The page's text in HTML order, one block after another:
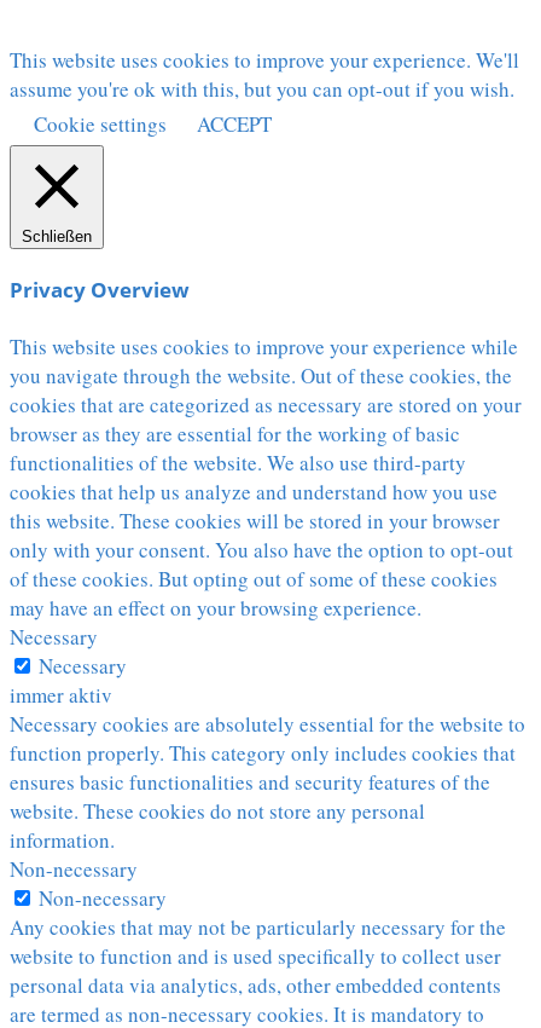
This website uses cookies to improve your experience. We'll
assume you're ok with this, but you can opt-out if you wish.
Cookie settings
ACCEPT
Schließen
Privacy Overview
This website uses cookies to improve your experience while
you navigate through the website. Out of these cookies, the
cookies that are categorized as necessary are stored on your
browser as they are essential for the working of basic
functionalities of the website. We also use third-party
cookies that help us analyze and understand how you use
this website. These cookies will be stored in your browser
only with your consent. You also have the option to opt-out
of these cookies. But opting out of some of these cookies
may have an effect on your browsing experience.
Necessary
Necessary
immer aktiv
Necessary cookies are absolutely essential for the website to
function properly. This category only includes cookies that
ensures basic functionalities and security features of the
website. These cookies do not store any personal
information.
Non-necessary
Non-necessary
Any cookies that may not be particularly necessary for the
website to function and is used specifically to collect user
personal data via analytics, ads, other embedded contents
are termed as non-necessary cookies. It is mandatory to